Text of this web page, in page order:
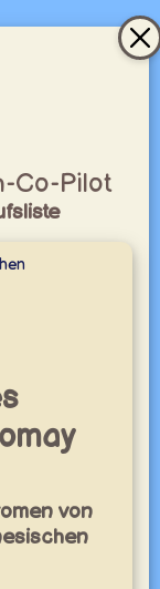
Co-Pilot
von